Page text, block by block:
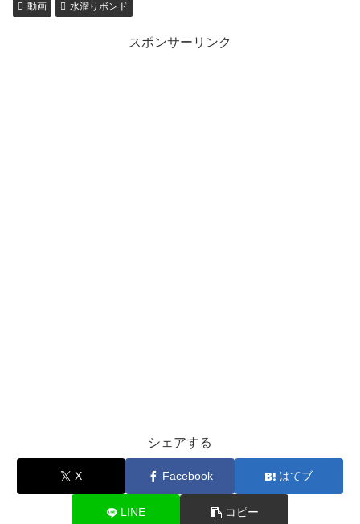
動画 水溜りボンド
スポンサーリンク
シェアする
X Facebook はてブ
LINE コピー